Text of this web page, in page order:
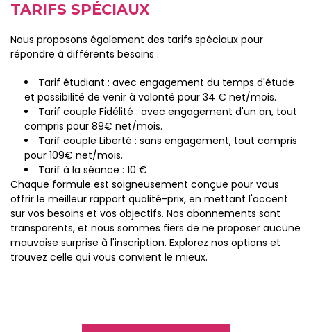
TARIFS SPÉCIAUX
Nous proposons également des tarifs spéciaux pour
répondre à différents besoins :
Tarif étudiant : avec engagement du temps d'étude
et possibilité de venir à volonté pour 34 € net/mois.
Tarif couple Fidélité : avec engagement d'un an, tout
compris pour 89€ net/mois.
Tarif couple Liberté : sans engagement, tout compris
pour 109€ net/mois.
Tarif à la séance : 10 €
Chaque formule est soigneusement conçue pour vous
offrir le meilleur rapport qualité-prix, en mettant l'accent
sur vos besoins et vos objectifs. Nos abonnements sont
transparents, et nous sommes fiers de ne proposer aucune
mauvaise surprise à l'inscription. Explorez nos options et
trouvez celle qui vous convient le mieux.